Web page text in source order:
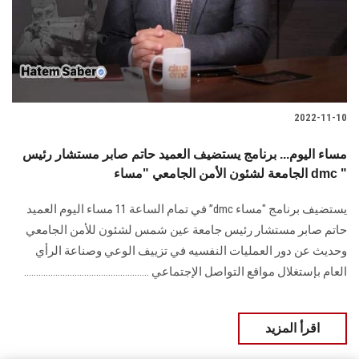
2022-11-10
مساء اليوم... برنامج يستضيف العميد حاتم صابر مستشار رئيس
الجامعة لشئون الأمن الجامعي "مساء dmc "
يستضيف برنامج "مساء dmc” في تمام الساعة 11 مساء اليوم العميد
حاتم صابر مستشار رئيس جامعة عين شمس لشئون للأمن الجامعي
وحديث عن دور العمليات النفسيه في تزييف الوعي وصناعة الرأي
العام بإستغلال مواقع التواصل الإجتماعي ....................................................
اقرأ المزيد